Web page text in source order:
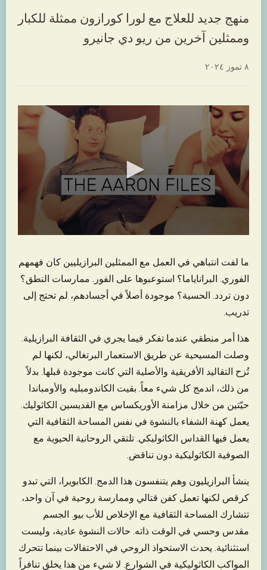
منهج جديد للعلاج مع لورا كورازون ممثلة للكبار
وممثلين آخرين من ريو دي جانيرو
٨ تموز ٢٠٢٤
ما لفت انتباهي في العمل مع الممثلين البرازيليين كان فهمهم
الفوري. البراناياما؟ استوعبوها على الفور. ممارسات النطق؟
دون تردد. الحسية؟ موجودة أصلاً في أجسادهم، لم تحتج إلى
تدريب.
هذا أمر منطقي عندما تفكر فيما يجري في الثقافة البرازيلية.
وصلت المسيحية عن طريق الاستعمار البرتغالي، لكنها لم
تُزح التقاليد الأفريقية والأصلية التي كانت موجودة قبلها. بدلاً
من ذلك، اندمج كل شيء معاً. بقيت الكاندومبليه والأومباندا
حيّتين من خلال مزامنة الأوريكساس مع القديسين الكاثوليك.
يعمل كهنة الشفاء بالنشوة في نفس المساحة الثقافية التي
يعمل فيها القداس الكاثوليكي. تلتقي الروحانية الحيوية مع
الصوفية الكاثوليكية دون تناقض.
ينشأ البرازيليون وهم يتنفسون هذا الدمج. الكابويرا، التي تبدو
كرقص لكنها تعمل كفن قتالي وممارسة روحية في آن واحد،
تتشارك المساحة الثقافية مع الإخلاص للأب بيو. الجسم
مقدس وحسي في الوقت ذاته. حالات النشوة عادية، وليست
استثنائية. يحدث الاستحواذ الروحي في الاحتفالات بينما تتحرك
المواكب الكاثوليكية في الشوارع. لا شيء من هذا يخلق تنافراً